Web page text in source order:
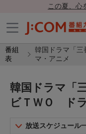
この夏、心
番組
表
韓国ドラマ「
マ・アニメ
韓国ドラマ「
ビＴＷＯ ド
放送スケジュール